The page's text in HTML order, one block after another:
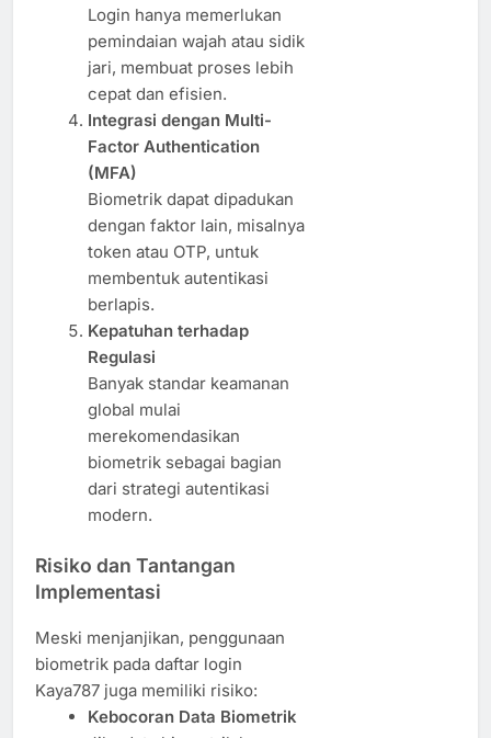
Login hanya memerlukan
pemindaian wajah atau sidik
jari, membuat proses lebih
cepat dan efisien.
Integrasi dengan Multi-
Factor Authentication
(MFA)
Biometrik dapat dipadukan
dengan faktor lain, misalnya
token atau OTP, untuk
membentuk autentikasi
berlapis.
Kepatuhan terhadap
Regulasi
Banyak standar keamanan
global mulai
merekomendasikan
biometrik sebagai bagian
dari strategi autentikasi
modern.
Risiko dan Tantangan
Implementasi
Meski menjanjikan, penggunaan
biometrik pada daftar login
Kaya787 juga memiliki risiko:
Kebocoran Data Biometrik